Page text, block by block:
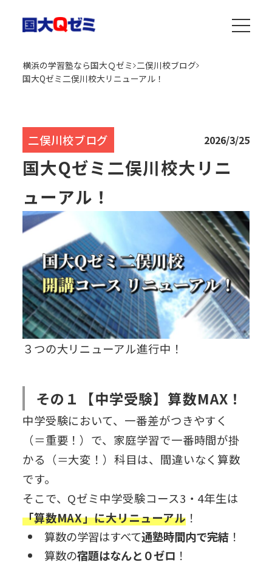
横浜の学習塾なら国大Ｑゼミ 二俣川校ブログ
国大Qゼミ二俣川校大リニューアル！
二俣川校ブログ 2026/3/25
国大Qゼミ二俣川校大リニ
ューアル！
３つの大リニューアル進行中！
その１【中学受験】算数MAX！
中学受験において、一番差がつきやすく
（＝重要！）で、家庭学習で一番時間が掛
かる（＝大変！）科目は、間違いなく算数
です。
そこで、Qゼミ中学受験コース3・4年生は
「算数MAX」に大リニューアル！
算数の学習はすべて通塾時間内で完結！
算数の宿題はなんと０ゼロ ！